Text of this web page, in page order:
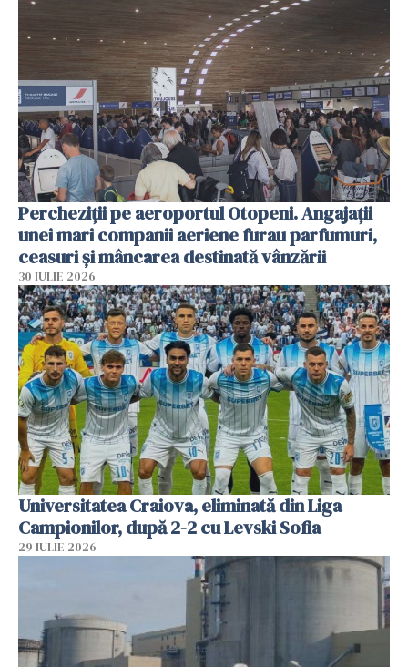
Percheziții pe aeroportul Otopeni. Angajații
unei mari companii aeriene furau parfumuri,
ceasuri și mâncarea destinată vânzării
30 IULIE 2026
Universitatea Craiova, eliminată din Liga
Campionilor, după 2-2 cu Levski Sofia
29 IULIE 2026